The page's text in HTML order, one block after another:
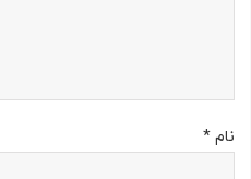
نام *